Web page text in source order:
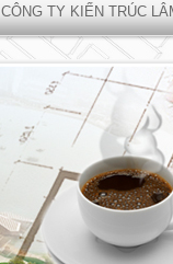
CÔNG TY KIẾN TRÚC